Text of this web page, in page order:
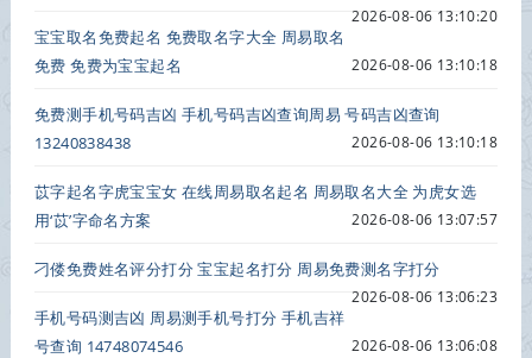
2026-08-06 13:10:20
宝宝取名免费起名 免费取名字大全 周易取名
免费 免费为宝宝起名
2026-08-06 13:10:18
免费测手机号码吉凶 手机号码吉凶查询周易 号码吉凶查询
13240838438
2026-08-06 13:10:18
苡字起名字虎宝宝女 在线周易取名起名 周易取名大全 为虎女选
用‘苡’字命名方案
2026-08-06 13:07:57
刁偻免费姓名评分打分 宝宝起名打分 周易免费测名字打分
2026-08-06 13:06:23
手机号码测吉凶 周易测手机号打分 手机吉祥
号查询 14748074546
2026-08-06 13:06:08